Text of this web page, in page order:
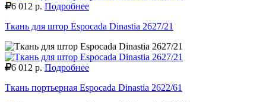
6 012 р. Подробнее
Ткань для штор Espocada Dinastia 2627/21
6 012 р. Подробнее
Ткань портьерная Espocada Dinastia 2622/61